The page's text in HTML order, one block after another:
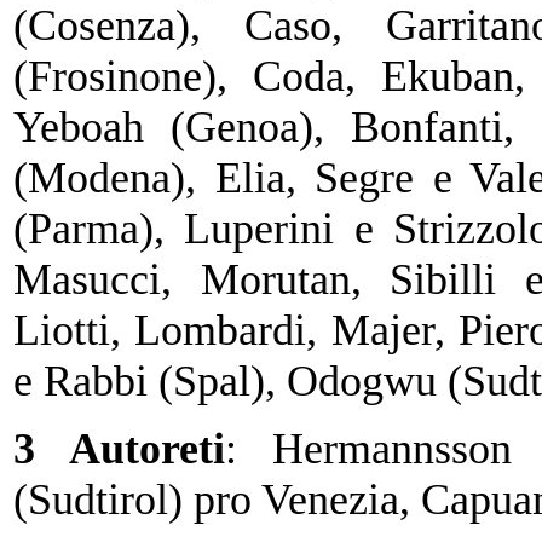
(Cosenza), Caso,
(Frosinone), Coda,
Yeboah (Genoa),
(Modena), Elia, Segre e
(Parma), Luperini e
Masucci, Morutan, Sibilli
Liotti, Lombardi, Majer,
e Rabbi (Spal), Odogwu
3 Autoreti:
(Sudtirol) pro Venezia,